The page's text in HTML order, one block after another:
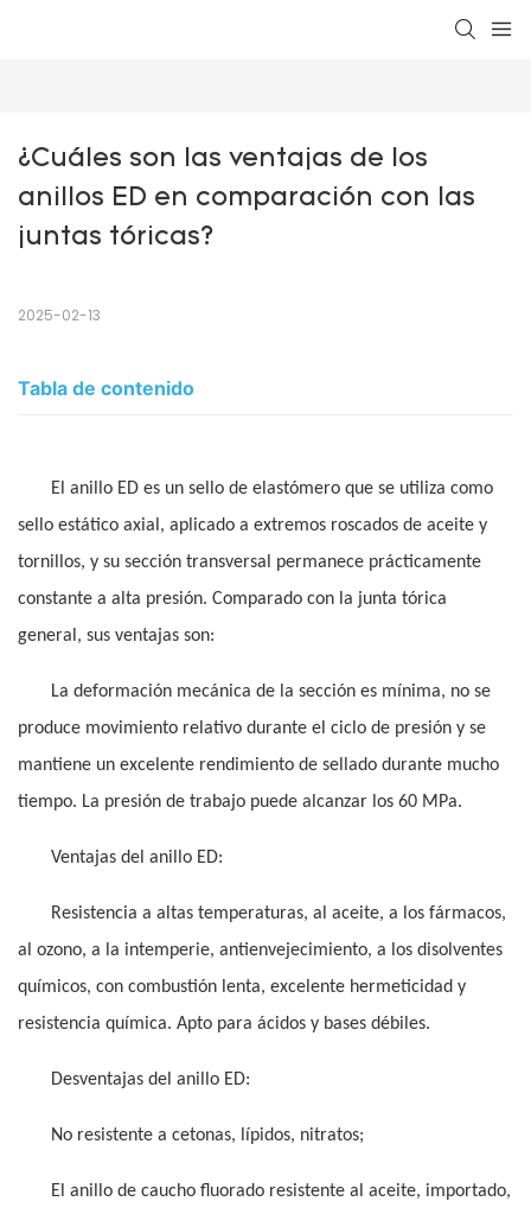
¿Cuáles son las ventajas de los
anillos ED en comparación con las
juntas tóricas?
2025-02-13
Tabla de contenido
El anillo ED es un sello de elastómero que se utiliza como
sello estático axial, aplicado a extremos roscados de aceite y
tornillos, y su sección transversal permanece prácticamente
constante a alta presión. Comparado con la junta tórica
general, sus ventajas son:
La deformación mecánica de la sección es mínima, no se
produce movimiento relativo durante el ciclo de presión y se
mantiene un excelente rendimiento de sellado durante mucho
tiempo. La presión de trabajo puede alcanzar los 60 MPa.
Ventajas del anillo ED:
Resistencia a altas temperaturas, al aceite, a los fármacos,
al ozono, a la intemperie, antienvejecimiento, a los disolventes
químicos, con combustión lenta, excelente hermeticidad y
resistencia química. Apto para ácidos y bases débiles.
Desventajas del anillo ED:
No resistente a cetonas, lípidos, nitratos;
El anillo de caucho fluorado resistente al aceite, importado,